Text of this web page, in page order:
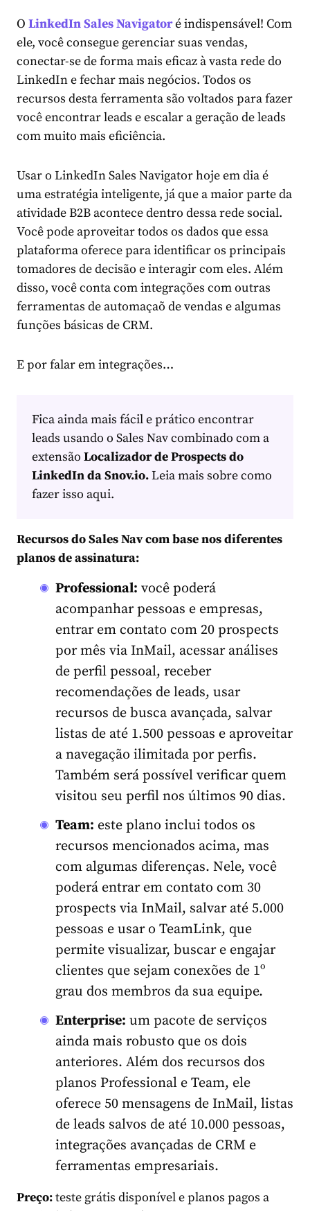
O LinkedIn Sales Navigatoré indispensável! Com
ele, você consegue gerenciar suas vendas,
conectar-se de forma mais eficaz à vasta rede do
LinkedIn e fechar mais negócios. Todos os
recursos desta ferramenta são voltados para fazer
você encontrar leads e escalar a geração de leads
com muito mais eficiência.
Usar o LinkedIn Sales Navigator hoje em dia é
uma estratégia inteligente, já que a maior parte da
atividade B2B acontece dentro dessa rede social.
Você pode aproveitar todos os dados que essa
plataforma oferece para identificar os principais
tomadores de decisão e interagir com eles. Além
disso, você conta com integrações com outras
ferramentas de automaçaõ de vendas e algumas
funções básicas de CRM.
E por falar em integrações…
Fica ainda mais fácil e prático encontrar
leads usando o Sales Nav combinado com a
extensão Localizador de Prospects do
LinkedIn da Snov.io.Leia mais sobre como
fazer isso aqui.
Recursos do Sales Nav com base nos diferentes
planos de assinatura:
Professional: você poderá
acompanhar pessoas e empresas,
entrar em contato com 20 prospects
por mês via InMail, acessar análises
de perfil pessoal, receber
recomendações de leads, usar
recursos de busca avançada, salvar
listas de até 1.500 pessoas e aproveitar
a navegação ilimitada por perfis.
Também será possível verificar quem
visitou seu perfil nos últimos 90 dias.
Team: este plano inclui todos os
recursos mencionados acima, mas
com algumas diferenças. Nele, você
poderá entrar em contato com 30
prospects via InMail, salvar até 5.000
pessoas e usar o TeamLink, que
permite visualizar, buscar e engajar
clientes que sejam conexões de 1º
grau dos membros da sua equipe.
Enterprise: um pacote de serviços
ainda mais robusto que os dois
anteriores. Além dos recursos dos
planos Professional e Team, ele
oferece 50 mensagens de InMail, listas
de leads salvos de até 10.000 pessoas,
integrações avançadas de CRM e
ferramentas empresariais.
Preço:teste grátis disponível e planos pagos a